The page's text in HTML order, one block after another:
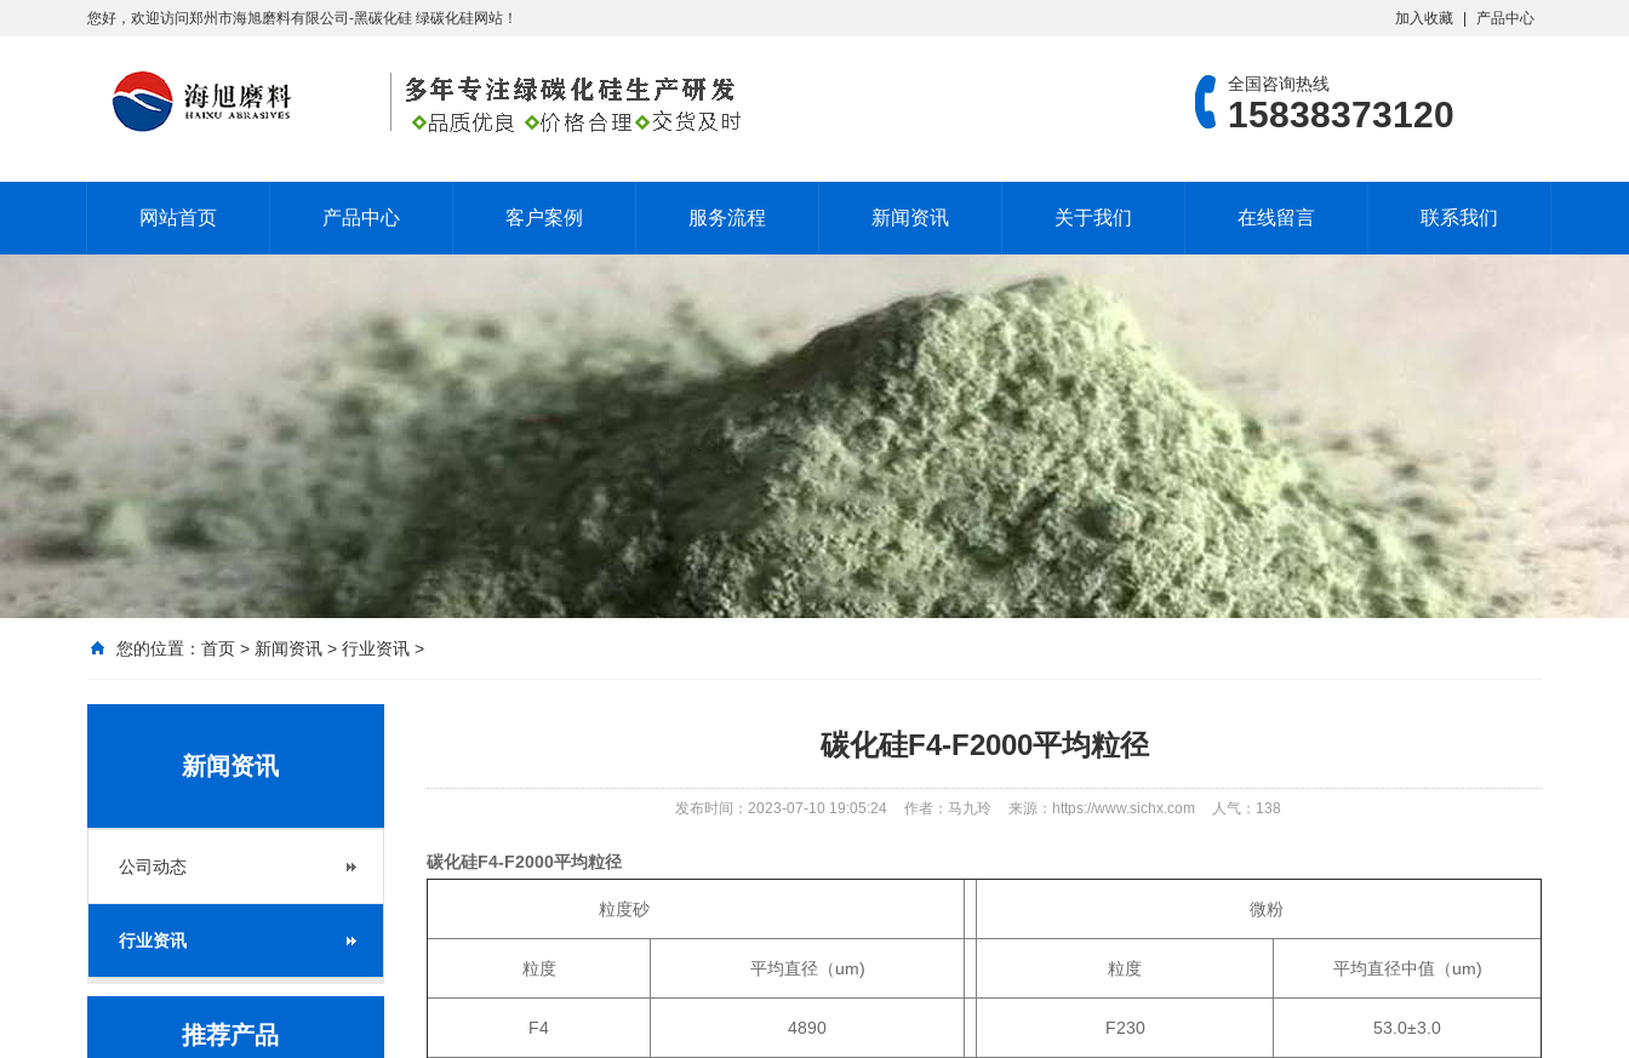
您好，欢迎访问郑州市海旭磨料有限公司-黑碳化硅 绿碳化硅网站！ 加入收藏 产品中心
全国咨询热线
15838373120
网站首页 产品中心 客户案例 服务流程 新闻资讯 关于我们 在线留言 联系我们
您的位置： 首页 > 新闻资讯 > 行业资讯 >
新闻资讯
公司动态
行业资讯
推荐产品
碳化硅F4-F2000平均粒径
发布时间：2023-07-10 19:05:24 作者：马九玲 来源：https://www.sichx.com 人气： 138
碳化硅F4-F2000平均粒径
粒度砂 微粉
粒度 平均直径（um) 粒度 平均直径中值（um)
F4 4890 F230 53.0±3.0